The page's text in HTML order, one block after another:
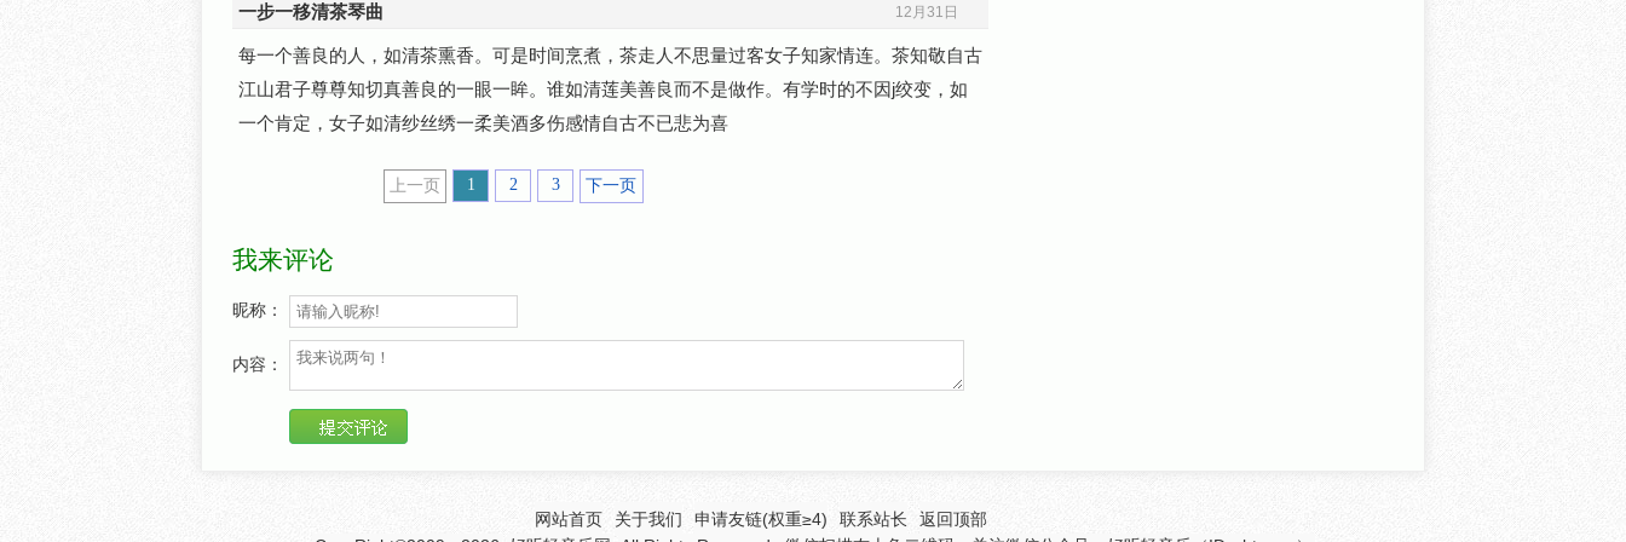
一步一移清茶琴曲 12月31日
每一个善良的人，如清茶熏香。可是时间烹煮，茶走人不思量过客女子知家情连。茶知敬自古
江山君子尊尊知切真善良的一眼一眸。谁如清莲美善良而不是做作。有学时的不因j绞变，如
一个肯定，女子如清纱丝绣一柔美酒多伤感情自古不已悲为喜
上一页 1 2 3 下一页
我来评论
昵称：
内容：
网站首页 关于我们 申请友链(权重≥4) 联系站长
返回顶部